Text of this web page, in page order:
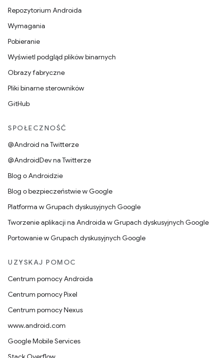
Repozytorium Androida
Wymagania
Pobieranie
Wyświetl podgląd plików binarnych
Obrazy fabryczne
Pliki binarne sterowników
GitHub
SPOŁECZNOŚĆ
@Android na Twitterze
@AndroidDev na Twitterze
Blog o Androidzie
Blog o bezpieczeństwie w Google
Platforma w Grupach dyskusyjnych Google
Tworzenie aplikacji na Androida w Grupach dyskusyjnych Google
Portowanie w Grupach dyskusyjnych Google
UZYSKAJ POMOC
Centrum pomocy Androida
Centrum pomocy Pixel
Centrum pomocy Nexus
www.android.com
Google Mobile Services